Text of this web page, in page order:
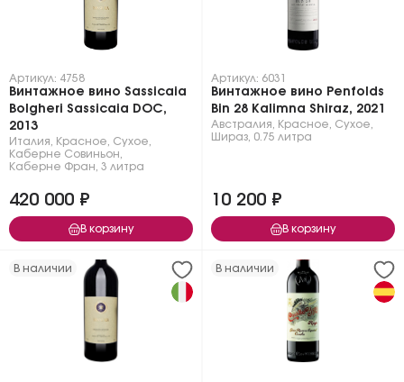
Артикул: 4758
Винтажное вино Sassicaia
Bolgheri Sassicaia DOC,
2013
Италия Красное Сухое
Каберне Совиньон
Каберне Фран 3 литра
420 000 ₽
В корзину
Артикул: 6031
Винтажное вино Penfolds
Bin 28 Kalimna Shiraz, 2021
Австралия Красное Сухое
Шираз 0.75 литра
10 200 ₽
В корзину
В наличии В наличии